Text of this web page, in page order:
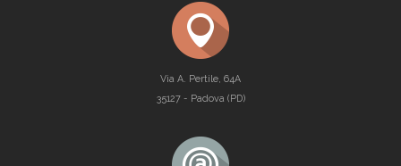
Via A. Pertile, 64A
35127 - Padova (PD)